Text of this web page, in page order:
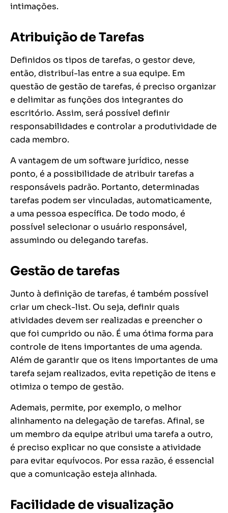
intimações.
Atribuição de Tarefas
Definidos os tipos de tarefas, o gestor deve,
então, distribuí-las entre a sua equipe. Em
questão de gestão de tarefas, é preciso organizar
e delimitar as funções dos integrantes do
escritório. Assim, será possível definir
responsabilidades e controlar a produtividade de
cada membro.
A vantagem de um software jurídico, nesse
ponto, é a possibilidade de atribuir tarefas a
responsáveis padrão. Portanto, determinadas
tarefas podem ser vinculadas, automaticamente,
a uma pessoa específica. De todo modo, é
possível selecionar o usuário responsável,
assumindo ou delegando tarefas.
Gestão de tarefas
Junto à definição de tarefas, é também possível
criar um check-list. Ou seja, definir quais
atividades devem ser realizadas e preencher o
que foi cumprido ou não. É uma ótima forma para
controle de itens importantes de uma agenda.
Além de garantir que os itens importantes de uma
tarefa sejam realizados, evita repetição de itens e
otimiza o tempo de gestão.
Ademais, permite, por exemplo, o melhor
alinhamento na delegação de tarefas. Afinal, se
um membro da equipe atribui uma tarefa a outro,
é preciso explicar no que consiste a atividade
para evitar equívocos. Por essa razão, é essencial
que a comunicação esteja alinhada.
Facilidade de visualização